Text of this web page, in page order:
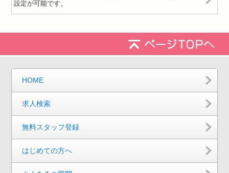
設定が可能です。
HOME
求人検索
無料スタッフ登録
はじめての方へ